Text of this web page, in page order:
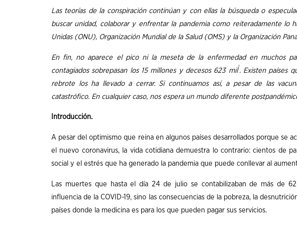
Las teorías de la conspiración continúan y con ellas la búsqueda o
buscar unidad, colaborar y enfrentar la pandemia como reiteradamente lo
Unidas (ONU), Organización Mundial de la Salud (OMS) y la Organización
En fin, no aparece el pico ni la meseta de la enfermedad en muchos
contagiados sobrepasan los 15 millones y decesos 623 mil
1
. Existen países
rebrote los ha llevado a cerrar. Si continuamos así, a pesar de las
catastrófico. En cualquier caso, nos espera un mundo diferente
Introducción.
A pesar del optimismo que reina en algunos países desarrollados porque se
el nuevo coronavirus, la vida cotidiana demuestra lo contrario: cientos de
social y el estrés que ha generado la pandemia que puede conllevar al
Las muertes que hasta el día 24 de julio se contabilizaban de más de
influencia de la COVID-19, sino las consecuencias de la pobreza, la
países donde la medicina es para los que pueden pagar sus servicios.